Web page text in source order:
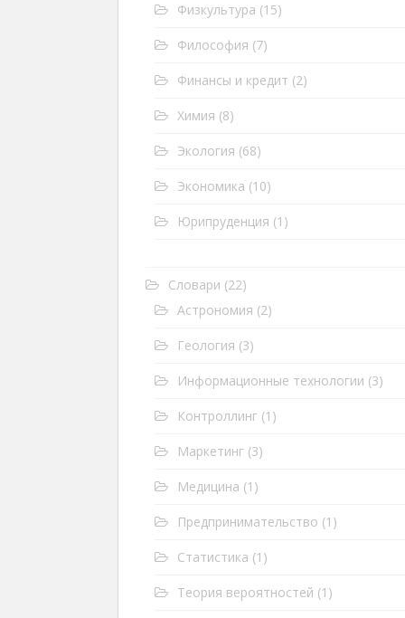
Физкультура (15)
Философия (7)
Финансы и кредит (2)
Химия (8)
Экология (68)
Экономика (10)
Юрипруденция (1)
Словари (22)
Астрономия (2)
Геология (3)
Информационные технологии (3)
Контроллинг (1)
Маркетинг (3)
Медицина (1)
Предпринимательство (1)
Статистика (1)
Теория вероятностей (1)